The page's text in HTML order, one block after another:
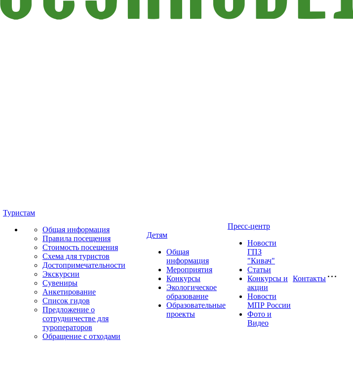
Туристам
Общая информация
Правила посещения
Стоимость посещения
Схема для туристов
Достопримечательности
Экскурсии
Сувениры
Анкетирование
Список гидов
Предложение о
сотрудничестве для
туроператоров
Обращение с отходами
Детям
Общая
информация
Мероприятия
Конкурсы
Экологическое
образование
Образовательные
проекты
Пресс-центр
Новости
ГПЗ
"Кивач"
Статьи
Конкурсы и
акции
Новости
МПР России
Фото и
Видео
Контакты